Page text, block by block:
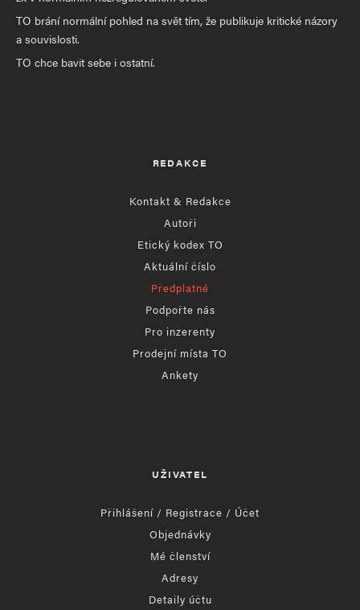
TO brání normální pohled na svět tím, že publikuje kritické názory
a souvislosti.
TO chce bavit sebe i ostatní.
REDAKCE
Kontakt & Redakce
Autoři
Etický kodex TO
Aktuální číslo
Předplatné
Podpořte nás
Pro inzerenty
Prodejní místa TO
Ankety
UŽIVATEL
Přihlášení / Registrace / Účet
Objednávky
Mé členství
Adresy
Detaily účtu